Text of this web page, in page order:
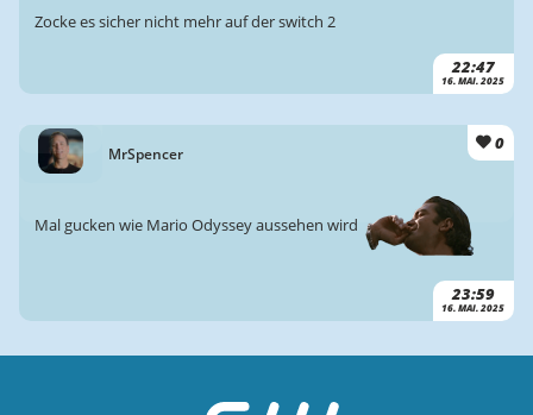
22:47
16. MAI. 2025
Zocke es sicher nicht mehr auf der switch 2
MrSpencer
0
23:59
16. MAI. 2025
Mal gucken wie Mario Odyssey aussehen wird